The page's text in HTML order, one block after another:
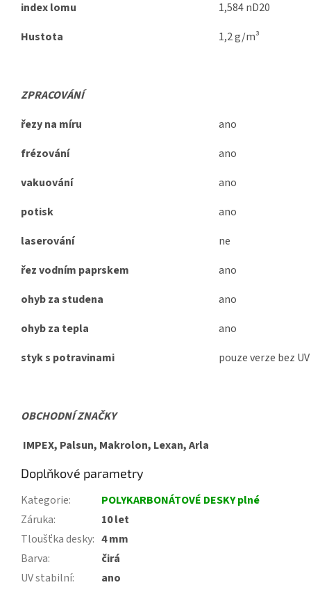
index lomu
1,584 nD20
Hustota
1,2 g/m³
ZPRACOVÁNÍ
řezy na míru
ano
frézování
ano
vakuování
ano
potisk
ano
laserování
ne
řez vodním paprskem
ano
ohyb za studena
ano
ohyb za tepla
ano
styk s potravinami
pouze verze bez UV
OBCHODNÍ ZNAČKY
IMPEX, Palsun, Makrolon, Lexan, Arla
Doplňkové parametry
Kategorie:
POLYKARBONÁTOVÉ DESKY plné
Záruka:
10 let
Tloušťka desky: 4 mm
Barva:
čirá
UV stabilní: ano